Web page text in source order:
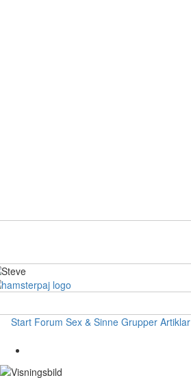
Start Forum Sex & Sinne Grupper Artiklar